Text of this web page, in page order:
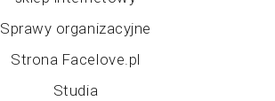
Sprawy organizacyjne
Strona Facelove.pl
Studia